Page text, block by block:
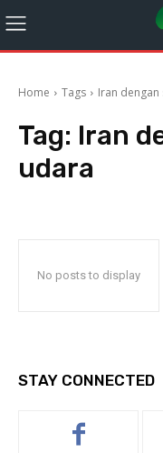
Home Tags Iran
Tag: Iran
udara
No posts to display
STAY CONNECTED